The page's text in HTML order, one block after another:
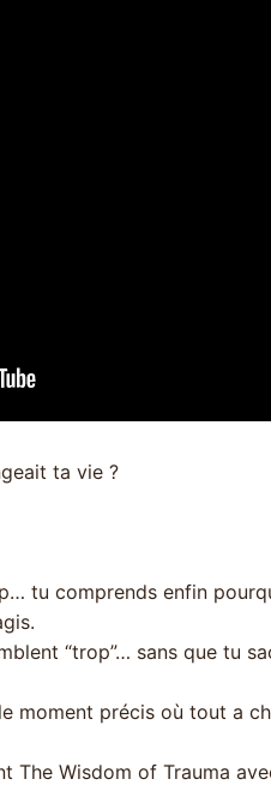
ta vie ?
tu comprends enfin
“trop”… sans que tu
moment précis où tout a
The Wisdom of Trauma